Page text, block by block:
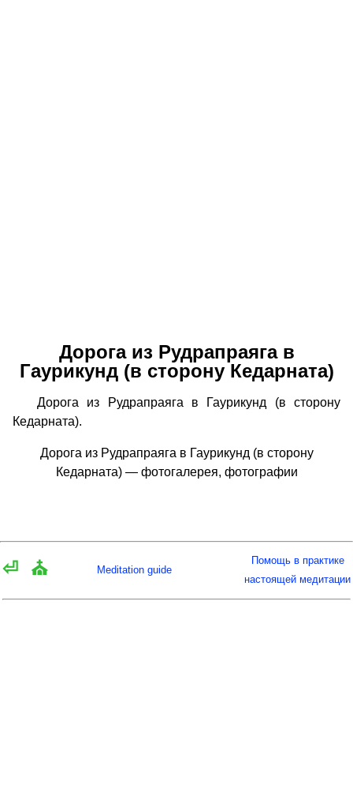
Дорога из Рудрапраяга в
Гаурикунд (в сторону Кедарната)
Дорога из Рудрапраяга в Гаурикунд (в сторону
Кедарната).
Дорога из Рудрапраяга в Гаурикунд (в сторону
Кедарната) — фотогалерея, фотографии
⏎ ⛪ Meditation guide
Помощь в практике
настоящей медитации